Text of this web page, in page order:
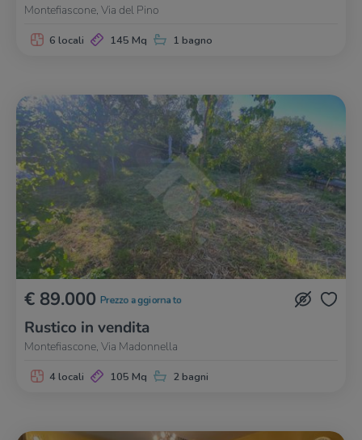
Montefiascone, Via del Pino
6 locali 145 Mq 1 bagno
€ 89.000 Prezzo aggiornato
Rustico in vendita
Montefiascone, Via Madonnella
4 locali 105 Mq 2 bagni